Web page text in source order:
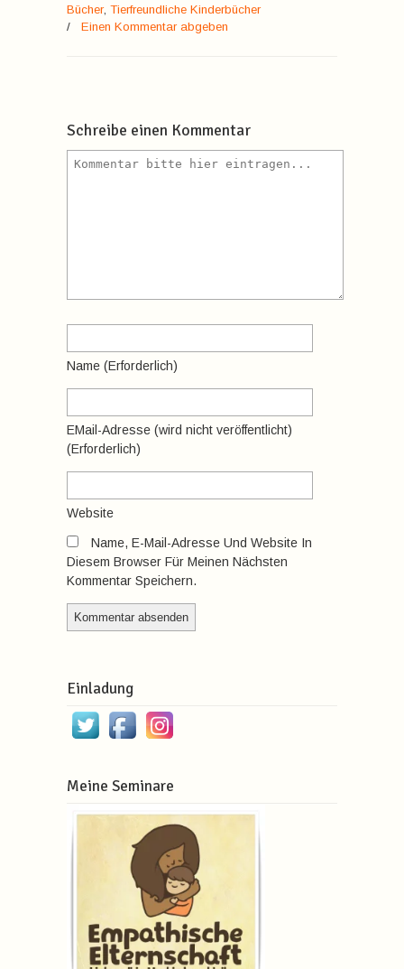
Bücher, Tierfreundliche Kinderbücher
/ Einen Kommentar abgeben
Schreibe einen Kommentar
Name (erforderlich)
EMail-Adresse (wird nicht veröffentlicht)
(erforderlich)
Website
Name, E-Mail-Adresse Und Website In
Diesem Browser Für Meinen Nächsten
Kommentar Speichern.
Einladung
Meine Seminare